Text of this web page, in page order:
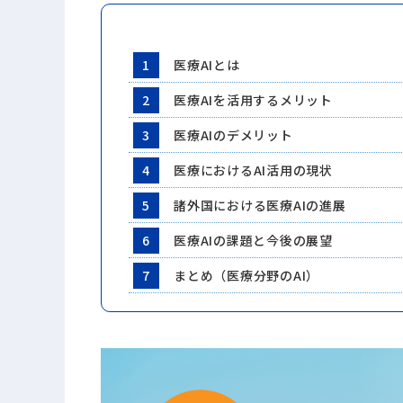
1
医療AIとは
2
医療AIを活用するメリット
3
医療AIのデメリット
4
医療におけるAI活用の現状
5
諸外国における医療AIの進展
6
医療AIの課題と今後の展望
7
まとめ（医療分野のAI）